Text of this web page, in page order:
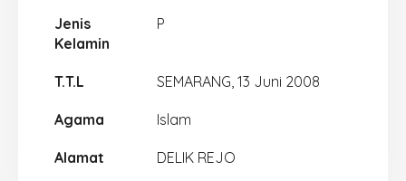
Jenis
Kelamin
P
T.T.L SEMARANG, 13 Juni 2008
Agama Islam
Alamat DELIK REJO